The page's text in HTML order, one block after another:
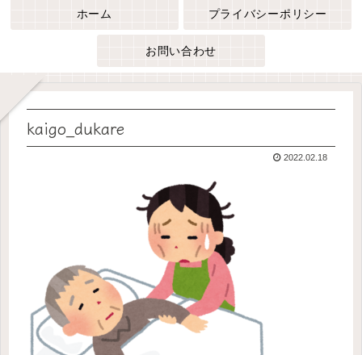
ホーム プライバシーポリシー
お問い合わせ
kaigo_dukare
2022.02.18